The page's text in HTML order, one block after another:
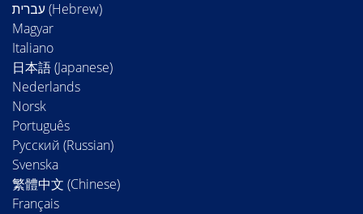
Magyar
Italiano
日本語 (Japanese)
Nederlands
Norsk
Português
Русский (Russian)
Svenska
繁體中文 (Chinese)
Français